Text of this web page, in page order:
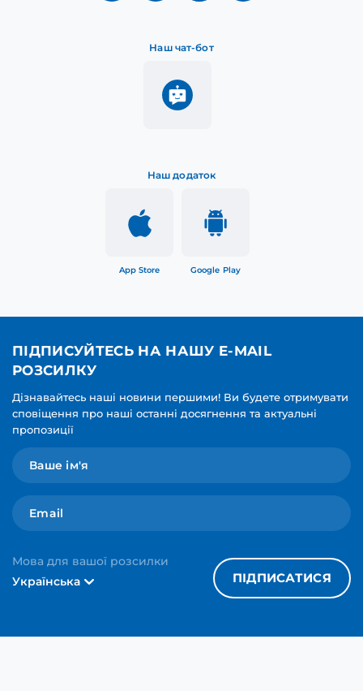
Наш додаток
App Store Google Play
Наш чат-бот
ПІДПИСУЙТЕСЬ НА НАШУ E-MAIL
РОЗСИЛКУ
Дізнавайтесь наші новини першими! Ви будете отримувати
сповіщення про наші останні досягнення та актуальні
пропозиції
Мова для вашої розсилки
Українська
ПІДПИСАТИСЯ